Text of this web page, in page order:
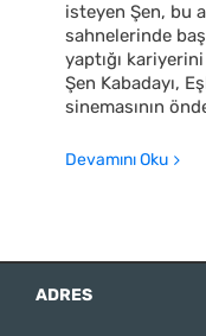
isteyen Şen, bu
sahnelerinde
yaptığı
Şen Kabadayı,
sinemasının
Devamını Oku
ADRES